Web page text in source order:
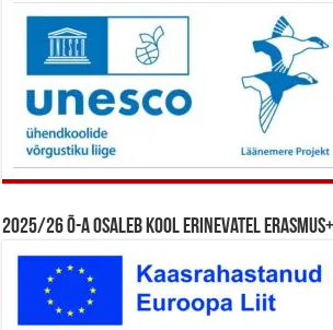
2025/26 õ-a osaleb kool erinevatel